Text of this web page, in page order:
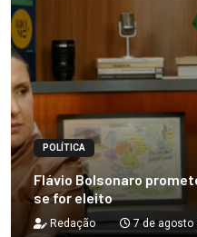
POLÍTICA
Flávio Bolsonaro
se for eleito
Redação 7 de agosto